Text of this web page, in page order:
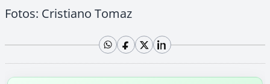
Fotos: Cristiano Tomaz